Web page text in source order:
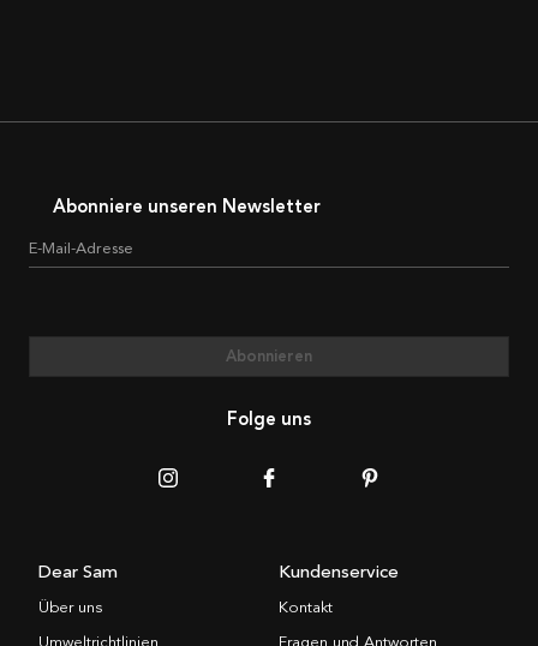
Abonniere unseren Newsletter
E-Mail-Adresse
Abonnieren
Folge uns
Dear Sam
Über uns
Kundenservice
Kontakt